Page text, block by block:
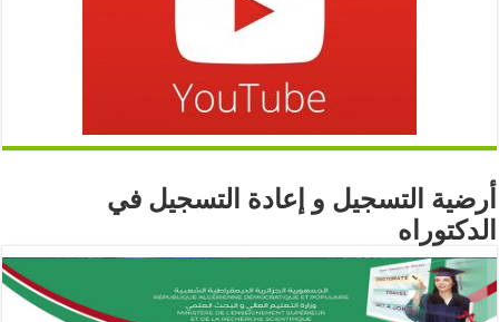
أرضية التسجيل و إعادة التسجيل في
الدكتوراه